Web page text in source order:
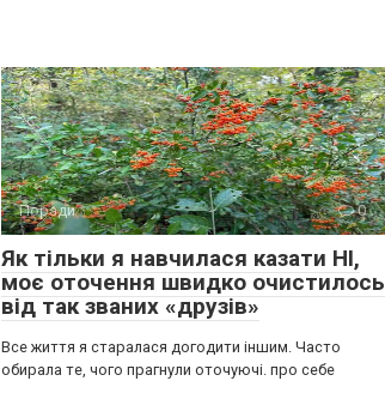
Поради 0
Як тільки я навчилася казати НІ,
моє оточення швидко очистилось
від так званих «друзів»
Все життя я старалася догодити іншим. Часто
обирала те, чого прагнули оточуючі. про себе